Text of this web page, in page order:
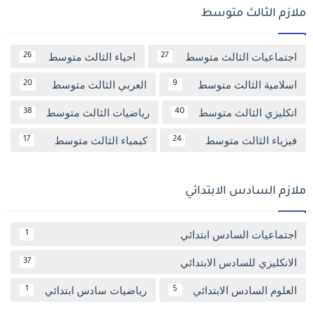
ملازم الثالث متوسط
اجتماعيات الثالث متوسط 27 احياء الثالث متوسط 26
اسلامية الثالث متوسط 9 العربي الثالث متوسط 20
انكليزي الثالث متوسط 40 رياضيات الثالث متوسط 38
فيزياء الثالث متوسط 24 كيمياء الثالث متوسط 17
ملازم السادس الابتدائي
اجتماعيات السادس ابتدائي 1
الانكليزي للسادس الابتدائي 37
العلوم السادس الابتدائي 5 رياضيات سادس ابتدائي 1